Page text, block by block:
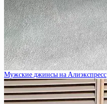
Мужские джинсы на Алиэкспресс